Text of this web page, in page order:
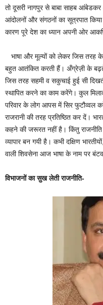
तो दूसरी नागपुर से बाबा साहब
आंदोलनों और संगठनों का सूत्रपात
कारण पूरे देश का ध्यान अपनी ओर
भाषा और मूल्यों को लेकर जिस तरह के
बहुत आतंकित करती हैं। अँग्रेज़ी के बढ़ते
जिस तरह सहमी व सकुचाई हुई सी
स्थापित करने का काम करेंगे। कुल
परिवार के लोग आपस में सिर
राजरानी की तरह प्रतिष्ठित कर दें।
कहने की जरूरत नहीं है। किंतु राजनीति
व्यापार बन गयी है। कभी दक्षिण
वाली शिवसेना आज भाषा के नाम पर
विभाजनों का सुख लेती राजनीति-